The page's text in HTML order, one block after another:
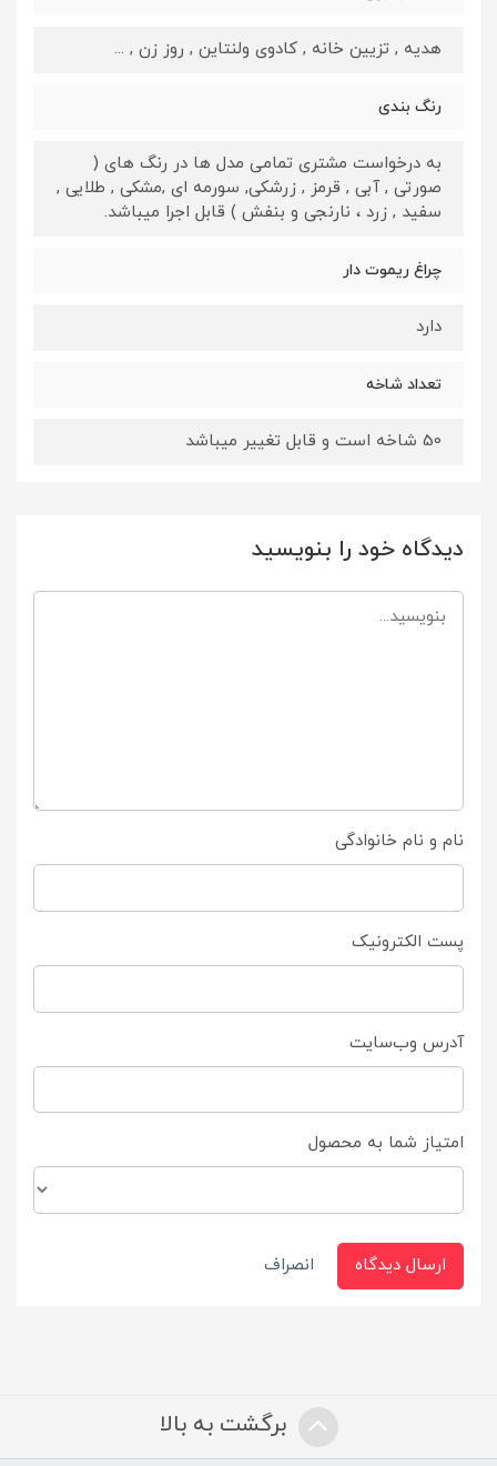
هدیه , تزیین خانه , کادوی ولنتاین , روز زن , ...
رنگ بندی
به درخواست مشتری تمامی مدل ها در رنگ های (
صورتی , آبی , قرمز , زرشکی, سورمه ای ,مشکی , طلایی ,
سفید , زرد ، نارنجی و بنفش ) قابل اجرا میباشد.
چراغ ریموت دار
دارد
تعداد شاخه
50 شاخه است و قابل تغییر میباشد
دیدگاه خود را بنویسید
نام و نام خانوادگی
پست الکترونیک
آدرس وب‌سایت
امتیاز شما به محصول
ارسال دیدگاه انصراف
برگشت به بالا